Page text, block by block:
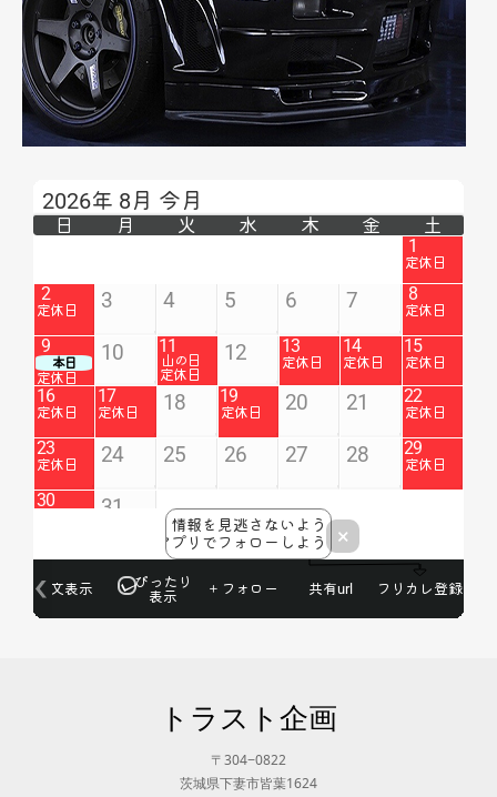
トラスト企画
〒304−0822
茨城県下妻市皆葉1624